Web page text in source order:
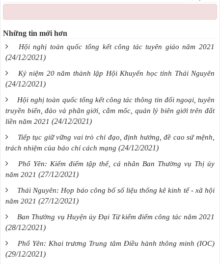
Những tin mới hơn
Hội nghị toàn quốc tổng kết công tác tuyên giáo năm 2021
(24/12/2021)
Kỷ niệm 20 năm thành lập Hội Khuyến học tỉnh Thái Nguyên
(24/12/2021)
Hội nghị toàn quốc tổng kết công tác thông tin đối ngoại, tuyên
truyền biển, đảo và phân giới, cắm mốc, quản lý biên giới trên đất
liền năm 2021 (24/12/2021)
Tiếp tục giữ vững vai trò chỉ đạo, định hướng, đề cao sứ mệnh,
trách nhiệm của báo chí cách mạng (24/12/2021)
Phổ Yên: Kiểm điểm tập thể, cá nhân Ban Thường vụ Thị ủy
năm 2021 (27/12/2021)
Thái Nguyên: Họp báo công bố số liệu thống kê kinh tế - xã hội
năm 2021 (27/12/2021)
Ban Thường vụ Huyện ủy Đại Từ kiểm điểm công tác năm 2021
(28/12/2021)
Phổ Yên: Khai trương Trung tâm Điều hành thông minh (IOC)
(29/12/2021)